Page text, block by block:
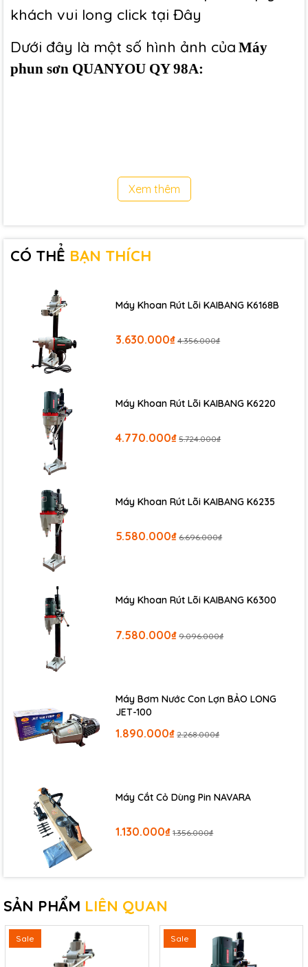
khách vui long click tại Đây
Dưới đây là một số hình ảnh của Máy
phun sơn QUANYOU QY 98A:
Xem thêm
CÓ THỂ BẠN THÍCH
Máy Khoan Rút Lõi KAIBANG K6168B
3.630.000₫ 4.356.000₫
Máy Khoan Rút Lõi KAIBANG K6220
4.770.000₫ 5.724.000₫
Máy Khoan Rút Lõi KAIBANG K6235
5.580.000₫ 6.696.000₫
Máy Khoan Rút Lõi KAIBANG K6300
7.580.000₫ 9.096.000₫
Máy Bơm Nước Con Lợn BẢO LONG
JET-100
1.890.000₫ 2.268.000₫
Máy Cắt Cỏ Dùng Pin NAVARA
1.130.000₫ 1.356.000₫
SẢN PHẨM LIÊN QUAN
Sale Sale